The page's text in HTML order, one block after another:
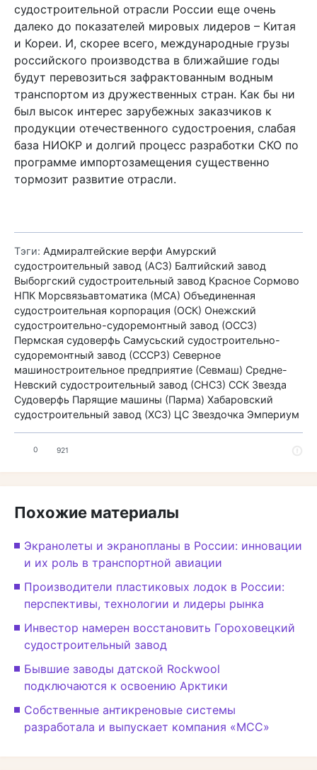
судостроительной отрасли России еще очень
далеко до показателей мировых лидеров – Китая
и Кореи. И, скорее всего, международные грузы
российского производства в ближайшие годы
будут перевозиться зафрактованным водным
транспортом из дружественных стран. Как бы ни
был высок интерес зарубежных заказчиков к
продукции отечественного судостроения, слабая
база НИОКР и долгий процесс разработки СКО по
программе импортозамещения существенно
тормозит развитие отрасли.
Тэги: Адмиралтейские верфи Амурский
судостроительный завод (АСЗ) Балтийский завод
Выборгский судостроительный завод Красное Сормово
НПК Морсвязьавтоматика (МСА) Объединенная
судостроительная корпорация (ОСК) Онежский
судостроительно-судоремонтный завод (ОССЗ)
Пермская судоверфь Самусьский судостроительно-
судоремонтный завод (СССРЗ) Северное
машиностроительное предприятие (Севмаш) Средне-
Невский судостроительный завод (СНСЗ) ССК Звезда
Судоверфь Парящие машины (Парма) Хабаровский
судостроительный завод (ХСЗ) ЦС Звездочка Эмпериум
0 921
Похожие материалы
Экранолеты и экранопланы в России: инновации
и их роль в транспортной авиации
Производители пластиковых лодок в России:
перспективы, технологии и лидеры рынка
Инвестор намерен восстановить Гороховецкий
судостроительный завод
Бывшие заводы датской Rockwool
подключаются к освоению Арктики
Собственные антикреновые системы
разработала и выпускает компания «МСС»